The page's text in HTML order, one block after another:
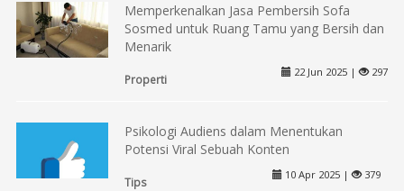
Memperkenalkan Jasa Pembersih Sofa
Sosmed untuk Ruang Tamu yang Bersih dan
Menarik
Properti
22 Jun 2025 | 297
Psikologi Audiens dalam Menentukan
Potensi Viral Sebuah Konten
Tips
10 Apr 2025 | 379